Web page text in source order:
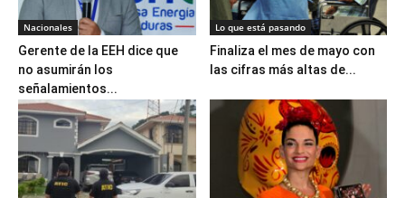
Nacionales
Gerente de la EEH dice que
no asumirán los
señalamientos...
Lo que está pasando
Finaliza el mes de mayo con
las cifras más altas de...